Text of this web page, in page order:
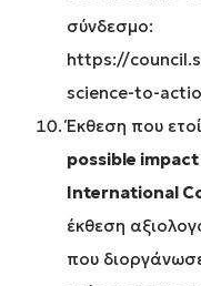
σύνδεσμο:
https://
science-to-
Έκθεση που
possible
International
έκθεση
που